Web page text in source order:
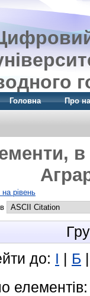
Головна Про
в
на рівень
до: І Б
елементів: